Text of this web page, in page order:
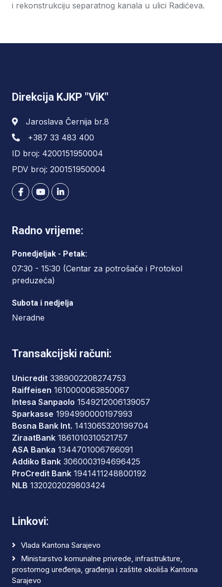
i rekonstrukciju separatnog kanala u ulici Radićeva.
Direkcija KJKP "ViK"
Jaroslava Černija br.8
+387 33 483 400
ID broj: 4200151950004
PDV broj: 200151950004
Radno vrijeme:
Ponedjeljak - Petak:
07:30 - 15:30 (Centar za potrošače i Protokol
preduzeća)
Subota i nedjelja
Neradne
Transakcijski računi:
Unicredit 3389002208274753
Raiffeisen 1610000063850067
Intesa Sanpaolo 1549212006139057
Sparkasse 1994990000197993
Bosna Bank Int. 1413065320199704
ZiraatBank 1861010310521757
ASA Banka 1344701006766091
Addiko Bank 3060003194696425
ProCredit Bank 1941411248800192
NLB 1320202029803424
Linkovi:
Vlada Kantona Sarajevo
Ministarstvo komunalne privrede, infrastrukture,
prostornog uređenja, građenja i zaštite okoliša Kantona
Sarajevo